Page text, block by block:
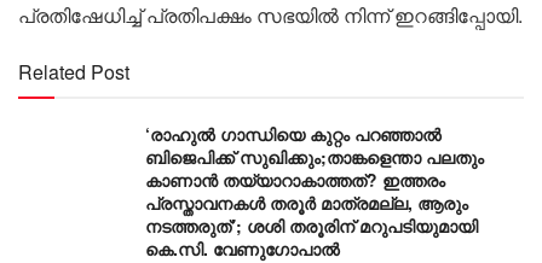
പ്രതിഷേധിച്ച് പ്രതിപക്ഷം സഭയിൽ നിന്ന് ഇറങ്ങിപ്പോയി.
Related Post
‘രാഹുൽ ഗാന്ധിയെ കുറ്റം പറഞ്ഞാൽ
ബിജെപിക്ക് സുഖിക്കും;താങ്കളെന്താ പലതും
കാണാൻ തയ്യാറാകാത്തത്? ഇത്തരം
പ്രസ്താവനകൾ തരൂർ മാത്രമല്ല, ആരും
നടത്തരുത്’; ശശി തരൂരിന് മറുപടിയുമായി
കെ.സി. വേണുഗോപാൽ